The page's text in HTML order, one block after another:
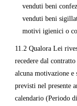
venduti beni
venduti beni
motivi igienici o
11.2 Qualora Lei
recedere dal
alcuna motivazione e
previsti nel presente
calendario (Periodo